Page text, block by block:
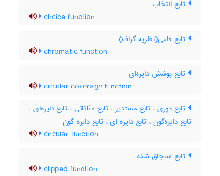
تابع انتخاب
choice function
تابع فامی(نظریه گراف)
chromatic function
تابع پوشش دایره‌ای
circular coverage function
تابع دوری ، تابع مستدیر ، تابع مثلثاتی ، تابع دایره‌ای ،
تابع دایره‌گون ، تابع دایره ای ، تابع دایره گون
circular function
تابع سنجاق شده
clipped function